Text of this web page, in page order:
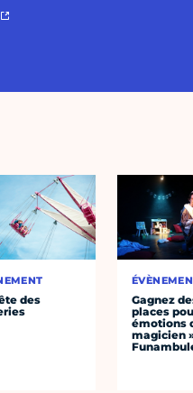
des
Gagnez
places
émotions
magicien